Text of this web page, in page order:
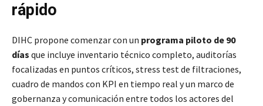
rápido
DIHC propone comenzar con un programa piloto de 90
días que incluye inventario técnico completo, auditorías
focalizadas en puntos críticos, stress test de filtraciones,
cuadro de mandos con KPI en tiempo real y un marco de
gobernanza y comunicación entre todos los actores del